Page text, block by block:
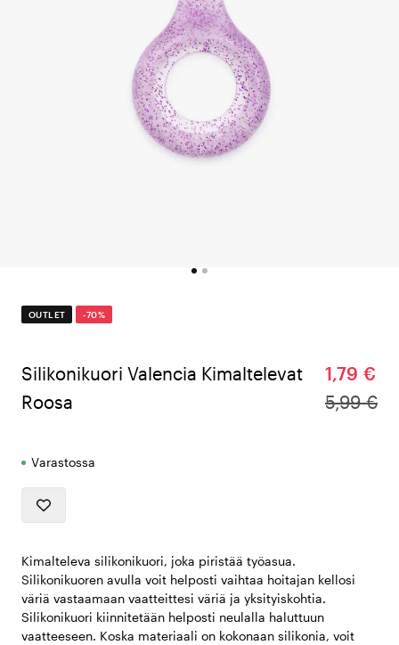
OUTLET -70%
Silikonikuori Valencia Kimaltelevat
Roosa
1,79 €
5,99 €
Varastossa
Kimalteleva silikonikuori, joka piristää työasua.
Silikonikuoren avulla voit helposti vaihtaa hoitajan kellosi
väriä vastaamaan vaatteittesi väriä ja yksityiskohtia.
Silikonikuori kiinnitetään helposti neulalla haluttuun
vaatteeseen. Koska materiaali on kokonaan silikonia, voit